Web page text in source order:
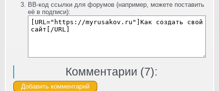
BB-код ссылки для форумов (например, можете поставить
её в подписи):
Комментарии (7):